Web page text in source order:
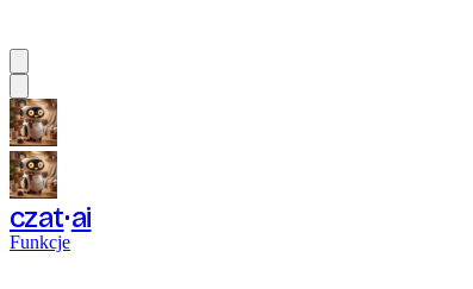
czat ai
Funkcje